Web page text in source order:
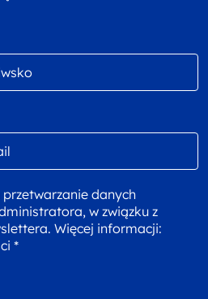
danych
w związku z
Więcej informacji:
*